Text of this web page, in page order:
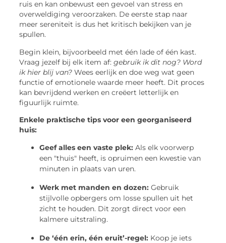
ruis en kan onbewust een gevoel van stress en
overweldiging veroorzaken. De eerste stap naar
meer sereniteit is dus het kritisch bekijken van je
spullen.
Begin klein, bijvoorbeeld met één lade of één kast.
Vraag jezelf bij elk item af:gebruik ik dit nog? Word
ik hier blij van? Wees eerlijk en doe weg wat geen
functie of emotionele waarde meer heeft. Dit proces
kan bevrijdend werken en creëert letterlijk en
figuurlijk ruimte.
Enkele praktische tips voor een georganiseerd
huis:
Geef alles een vaste plek: Als elk voorwerp
een "thuis" heeft, is opruimen een kwestie van
minuten in plaats van uren.
Werk met manden en dozen: Gebruik
stijlvolle opbergers om losse spullen uit het
zicht te houden. Dit zorgt direct voor een
kalmere uitstraling.
De ‘één erin, één eruit’-regel: Koop je iets